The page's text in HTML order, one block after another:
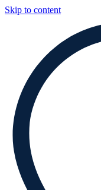
Skip to content